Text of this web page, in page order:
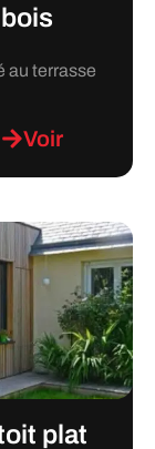
au terrasse
Voir
plat